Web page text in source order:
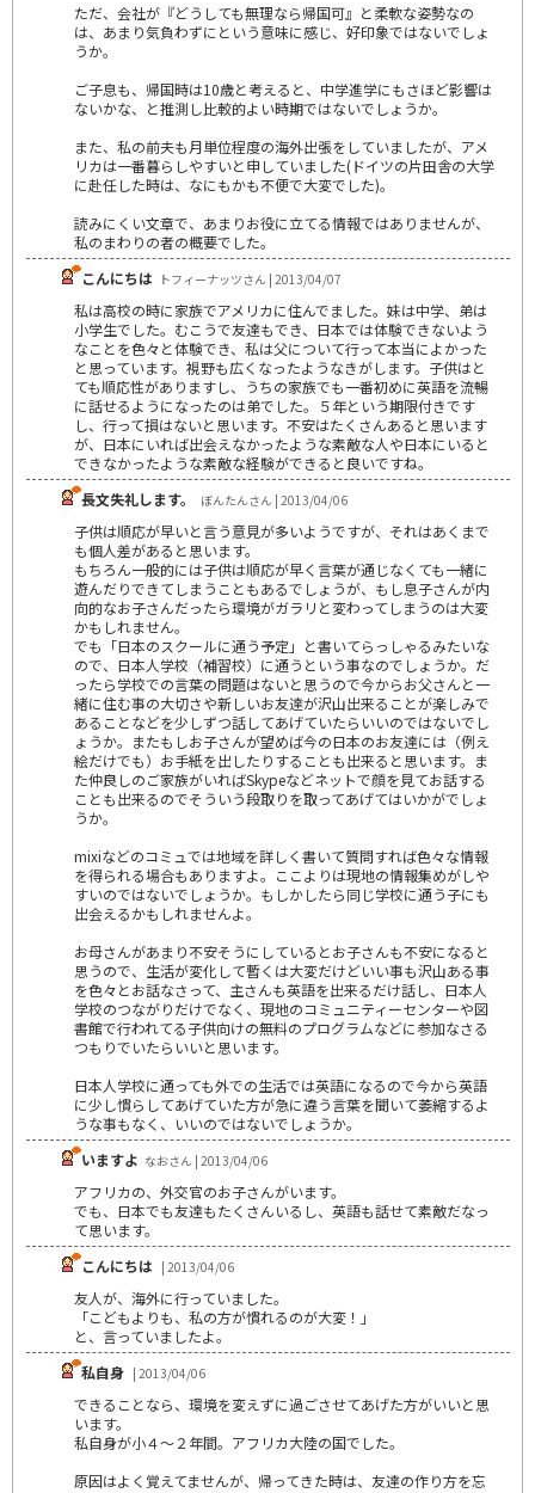
ただ、会社が『どうしても無理なら帰国可』と柔軟な姿勢なの
は、あまり気負わずにという意味に感じ、好印象ではないでしょ
うか。
ご子息も、帰国時は10歳と考えると、中学進学にもさほど影響は
ないかな、と推測し比較的よい時期ではないでしょうか。
また、私の前夫も月単位程度の海外出張をしていましたが、アメ
リカは一番暮らしやすいと申していました(ドイツの片田舎の大学
に赴任した時は、なにもかも不便で大変でした)。
読みにくい文章で、あまりお役に立てる情報ではありませんが、
私のまわりの者の概要でした。
こんにちは トフィーナッツさん | 2013/04/07
私は高校の時に家族でアメリカに住んでました。妹は中学、弟は
小学生でした。むこうで友達もでき、日本では体験できないよう
なことを色々と体験でき、私は父について行って本当によかった
と思っています。視野も広くなったようなきがします。子供はと
ても順応性がありますし、うちの家族でも一番初めに英語を流暢
に話せるようになったのは弟でした。５年という期限付きです
し、行って損はないと思います。不安はたくさんあると思います
が、日本にいれば出会えなかったような素敵な人や日本にいると
できなかったような素敵な経験ができると良いですね。
長文失礼します。
ぼんたんさん | 2013/04/06
子供は順応が早いと言う意見が多いようですが、それはあくまで
も個人差があると思います。
もちろん一般的には子供は順応が早く言葉が通じなくても一緒に
遊んだりできてしまうこともあるでしょうが、もし息子さんが内
向的なお子さんだったら環境がガラリと変わってしまうのは大変
かもしれません。
でも「日本のスクールに通う予定」と書いてらっしゃるみたいな
ので、日本人学校（補習校）に通うという事なのでしょうか。だ
ったら学校での言葉の問題はないと思うので今からお父さんと一
緒に住む事の大切さや新しいお友達が沢山出来ることが楽しみで
あることなどを少しずつ話してあげていたらいいのではないでし
ょうか。またもしお子さんが望めば今の日本のお友達には（例え
絵だけでも）お手紙を出したりすることも出来ると思います。ま
た仲良しのご家族がいればSkypeなどネットで顔を見てお話する
ことも出来るのでそういう段取りを取ってあげてはいかがでしょ
うか。
mixiなどのコミュでは地域を詳しく書いて質問すれば色々な情報
を得られる場合もありますよ。ここよりは現地の情報集めがしや
すいのではないでしょうか。もしかしたら同じ学校に通う子にも
出会えるかもしれませんよ。
お母さんがあまり不安そうにしているとお子さんも不安になると
思うので、生活が変化して暫くは大変だけどいい事も沢山ある事
を色々とお話なさって、主さんも英語を出来るだけ話し、日本人
学校のつながりだけでなく、現地のコミュニティーセンターや図
書館で行われてる子供向けの無料のプログラムなどに参加なさる
つもりでいたらいいと思います。
日本人学校に通っても外での生活では英語になるので今から英語
に少し慣らしてあげていた方が急に違う言葉を聞いて萎縮するよ
うな事もなく、いいのではないでしょうか。
いますよ なおさん | 2013/04/06
アフリカの、外交官のお子さんがいます。
でも、日本でも友達もたくさんいるし、英語も話せて素敵だなっ
て思います。
こんにちは | 2013/04/06
友人が、海外に行っていました。
「こどもよりも、私の方が慣れるのが大変！」
と、言っていましたよ。
私自身 | 2013/04/06
できることなら、環境を変えずに過ごさせてあげた方がいいと思
います。
私自身が小４～２年間。アフリカ大陸の国でした。
原因はよく覚えてませんが、帰ってきた時は、友達の作り方を忘